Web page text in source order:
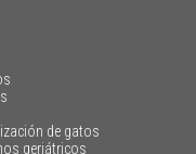
de gatos
geriátricos